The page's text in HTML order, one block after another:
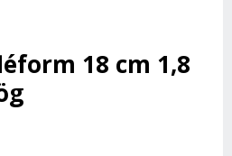
18 cm 1,8